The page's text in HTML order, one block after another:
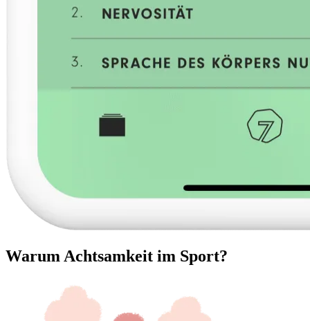
Warum Achtsamkeit im Sport?